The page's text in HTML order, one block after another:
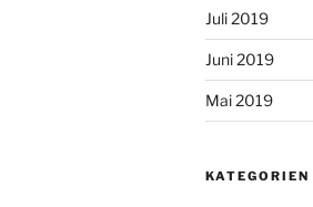
Juli 2019
Juni 2019
Mai 2019
KATEGORIEN